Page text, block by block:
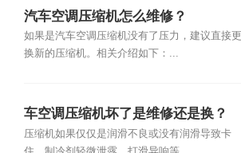
汽车空调压缩机怎么维修？
如果是汽车空调压缩机没有了压力，建议直接更
换新的压缩机。相关介绍如下：...
车空调压缩机坏了是维修还是换？
压缩机如果仅仅是润滑不良或没有润滑导致卡